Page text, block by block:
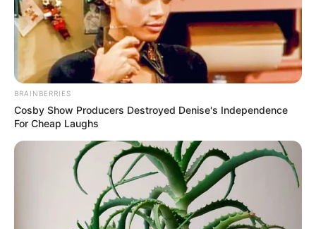
BRAINBERRIES
Cosby Show Producers Destroyed Denise's Independence
For Cheap Laughs